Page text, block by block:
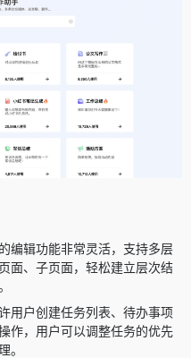
编辑功能非常灵活，支持多层
面、子页面，轻松建立层次结
用户创建任务列表、待办事项
作，用户可以调整任务的优先
。